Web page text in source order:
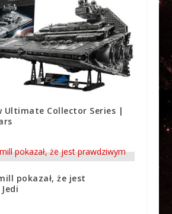
Ultimate Collector Series |
pokazał, że jest